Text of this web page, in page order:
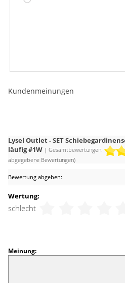
Kundenmeinungen
Lysel Outlet - SET
läufig #1W| Gesamtbewertungen:
abgegebene Bewertungen)
Bewertung abgeben:
Wertung:
schlecht
Meinung: